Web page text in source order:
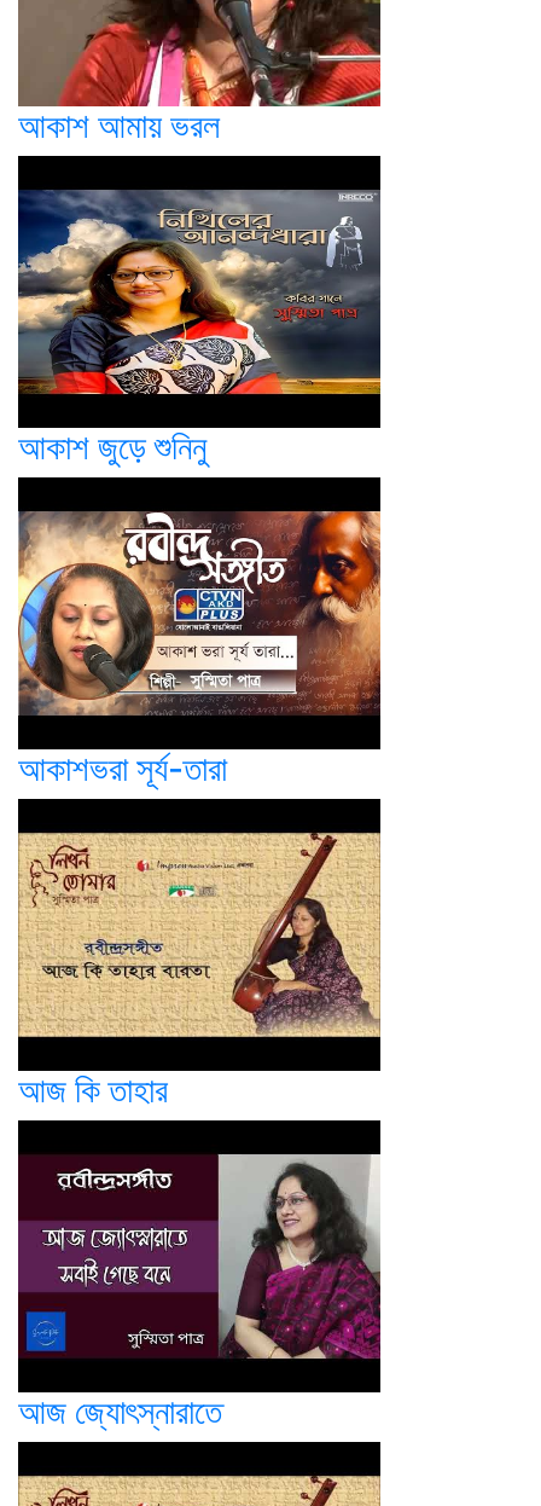
আকাশ আমায় ভরল
আকাশ জুড়ে শুনিনু
আকাশভরা সূর্য-তারা
আজ কি তাহার
আজ জ্যোৎস্নারাতে